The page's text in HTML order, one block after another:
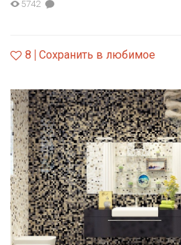
5742
8 Сохранить в любимое